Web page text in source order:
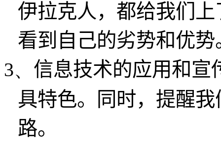
伊拉克人，都给我们
看到自己的劣势和优势
3、 信息技术的应用和宣
具特色。同时，提醒
路。